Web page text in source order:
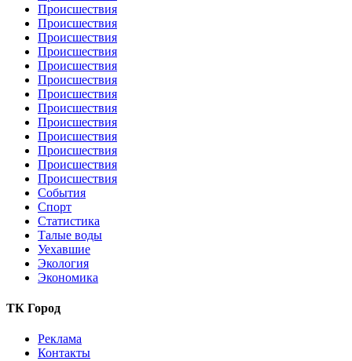
Происшествия
Происшествия
Происшествия
Происшествия
Происшествия
Происшествия
Происшествия
Происшествия
Происшествия
Происшествия
Происшествия
Происшествия
Происшествия
События
Спорт
Статистика
Талые воды
Уехавшие
Экология
Экономика
ТК Город
Реклама
Контакты